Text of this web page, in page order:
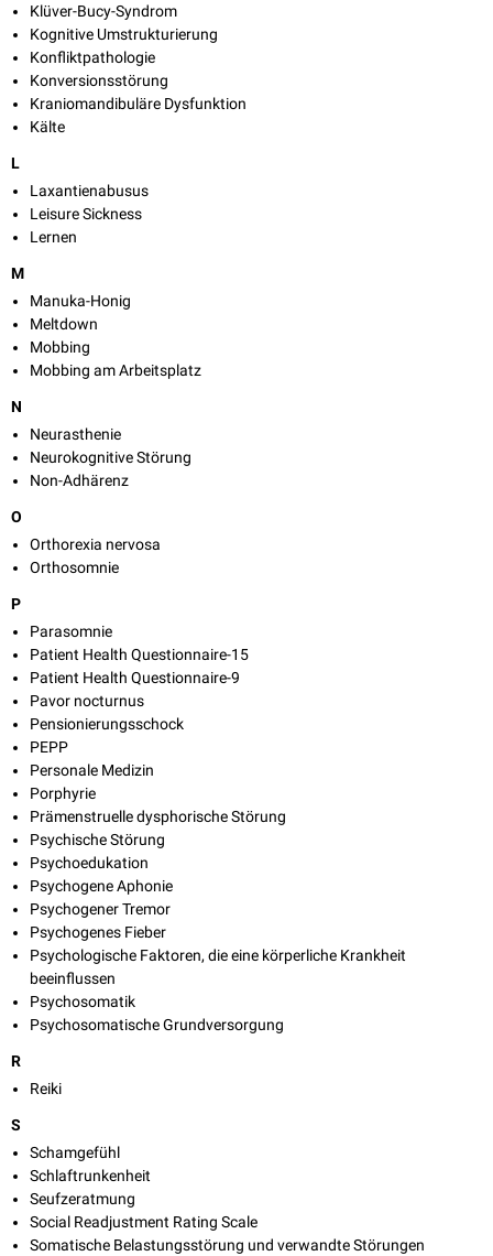
Klüver-Bucy-Syndrom
Kognitive Umstrukturierung
Konfliktpathologie
Konversionsstörung
Kraniomandibuläre Dysfunktion
Kälte
L
Laxantienabusus
Leisure Sickness
Lernen
M
Manuka-Honig
Meltdown
Mobbing
Mobbing am Arbeitsplatz
N
Neurasthenie
Neurokognitive Störung
Non-Adhärenz
O
Orthorexia nervosa
Orthosomnie
P
Parasomnie
Patient Health Questionnaire-15
Patient Health Questionnaire-9
Pavor nocturnus
Pensionierungsschock
PEPP
Personale Medizin
Porphyrie
Prämenstruelle dysphorische Störung
Psychische Störung
Psychoedukation
Psychogene Aphonie
Psychogener Tremor
Psychogenes Fieber
Psychologische Faktoren, die eine körperliche Krankheit
beeinflussen
Psychosomatik
Psychosomatische Grundversorgung
R
Reiki
S
Schamgefühl
Schlaftrunkenheit
Seufzeratmung
Social Readjustment Rating Scale
Somatische Belastungsstörung und verwandte Störungen